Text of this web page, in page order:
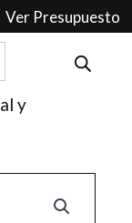
Ver Presupuesto
y